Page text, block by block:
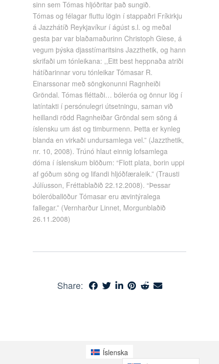
sinn sem Tómas hljóðritar það sungið.
Tómas og félagar fluttu lögin í stappaðri Fríkirkju
á Jazzhátíð Reykjavíkur í ágúst s.l. og meðal
gesta þar var blaðamaðurinn Christoph Giese, á
vegum þýska djasstímaritsins Jazzthetik, og hann
skrifaði um tónleikana: ,,Eitt best heppnaða atriði
hátíðarinnar voru tónleikar Tómasar R.
Einarssonar með söngkonunni Ragnheiði
Gröndal. Tómas fléttaði… bóleróa og önnur lög í
latíntakti í persónulegri útsetningu, saman við
heillandi rödd Ragnheiðar Gröndal sem söng á
íslensku um ást og timburmenn. Þetta er kynleg
blanda en virkaði undursamlega vel.” (Jazzthetik,
nr. 10, 2008). Trúnó hlaut einnig lofsamlega
dóma í íslenskum blöðum: “Flott plata, borin uppi
af góðum söng og lifandi hljóðfæraleik.” (Trausti
Júlíusson, Fréttablaðið 22.12.2008). “Þessar
bóleróballöður Tómasar eru ævintýralega
fallegar.” (Vernharður Linnet, Morgunblaðið
26.11.2008)
Share:
Íslenska